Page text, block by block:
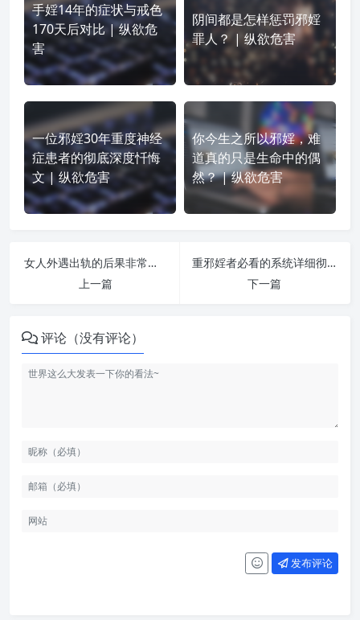
手婬14年的症状与戒色
170天后对比 | 纵欲危
害
阴间都是怎样惩罚邪婬
罪人？ | 纵欲危害
一位邪婬30年重度神经
症患者的彻底深度忏悔
文 | 纵欲危害
你今生之所以邪婬，难
道真的只是生命中的偶
然？ | 纵欲危害
女人外遇出轨的后果非常惨重，其严重程度远超男人！ | 纵欲危害
上一篇
重邪婬者必看的系统详细彻底戒除邪婬方法！ | 纵欲危害
下一篇
评论（没有评论）
发布评论